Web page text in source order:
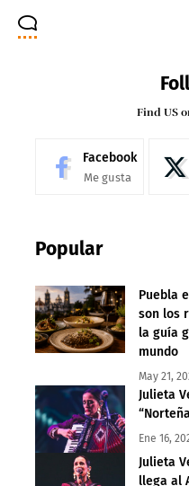
Find US
Facebook
Me gusta
Popular
Puebla
son los
la guía
mundo
May 21,
Julieta
Ene 16,
Julieta
llega al